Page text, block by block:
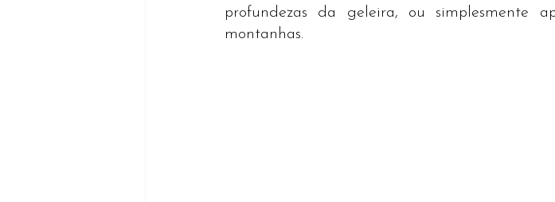
profundezas da geleira, ou simplesmente
montanhas.